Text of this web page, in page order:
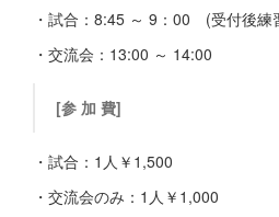
・試合：8:45 ～ 9：00 (受付後練
・交流会：13:00 ～ 14:00
[参 加 費]
・試合：1人￥1,500
・交流会のみ：1人￥1,000